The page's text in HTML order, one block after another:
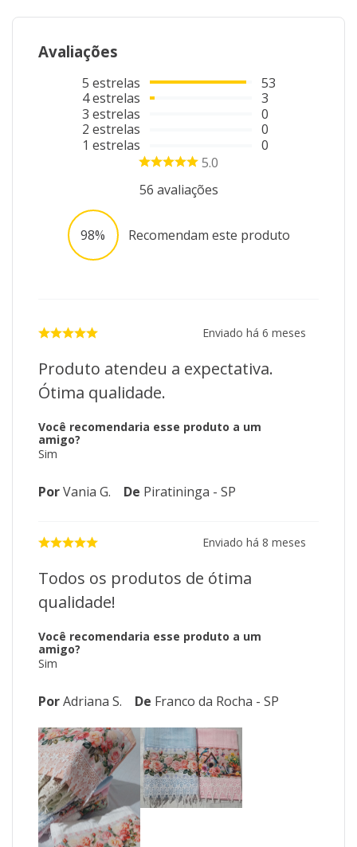
artesanais ganham destaque, e seu banheiro recebe um
"Imagens meramente ilustrativas"
Avaliações
5 estrelas
4estrelas
3 estrelas
2 estrelas
1 estrelas
53
3
0
0
0
5.0
56 avaliações
98% Recomendam este produto
Enviado há 6 meses
Produto atendeu a expectativa.
Ótima qualidade.
Você recomendaria esse produto a um
amigo?
Sim
PorVania G. De Piratininga - SP
Enviado há 8 meses
Todos os produtos de ótima
qualidade!
Você recomendaria esse produto a um
amigo?
Sim
PorAdriana S. De Franco da Rocha - SP